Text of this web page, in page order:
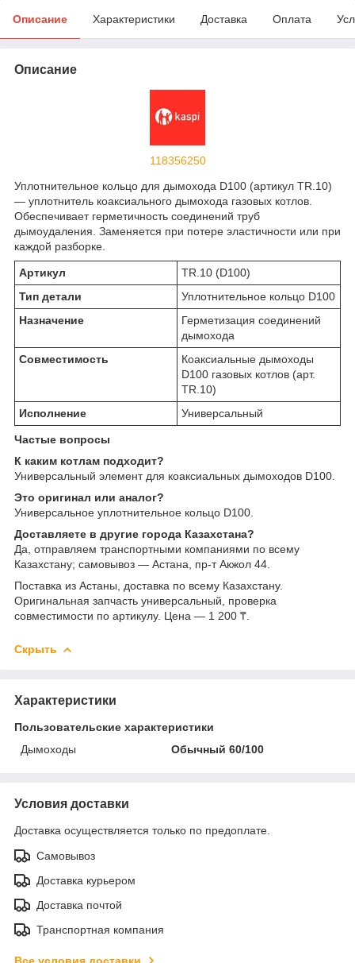
Описание Характеристики Доставка Оплата
Описание
118356250
Уплотнительное кольцо для дымохода D100 (артикул TR.10)
— уплотнитель коаксиального дымохода газовых котлов.
Обеспечивает герметичность соединений труб
дымоудаления. Заменяется при потере эластичности или при
каждой разборке.
Артикул
TR.10 (D100)
Тип детали
Уплотнительное кольцо D100
Назначение
Герметизация соединений
дымохода
Совместимость
Коаксиальные дымоходы
D100 газовых котлов (арт.
TR.10)
Исполнение
Универсальный
Частые вопросы
К каким котлам подходит?
Универсальный элемент для коаксиальных дымоходов D100.
Это оригинал или аналог?
Универсальное уплотнительное кольцо D100.
Доставляете в другие города Казахстана?
Да, отправляем транспортными компаниями по всему
Казахстану; самовывоз — Астана, пр-т Акжол 44.
Поставка из Астаны, доставка по всему Казахстану.
Оригинальная запчасть универсальный, проверка
совместимости по артикулу. Цена — 1 200 ₸.
Скрыть
Характеристики
Пользовательские характеристики
Дымоходы
Обычный 60/100
Условия доставки
Доставка осуществляется только по предоплате.
Самовывоз
Доставка курьером
Доставка почтой
Транспортная компания
Все условия доставки